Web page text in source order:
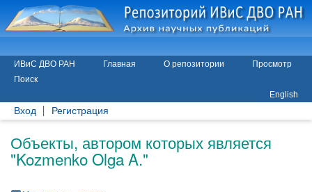
ИВиС ДВО РАН Главная О репозитории
Просмотр
Поиск
English
Вход Регистрация
Объекты, автором которых является
"Kozmenko Olga A."